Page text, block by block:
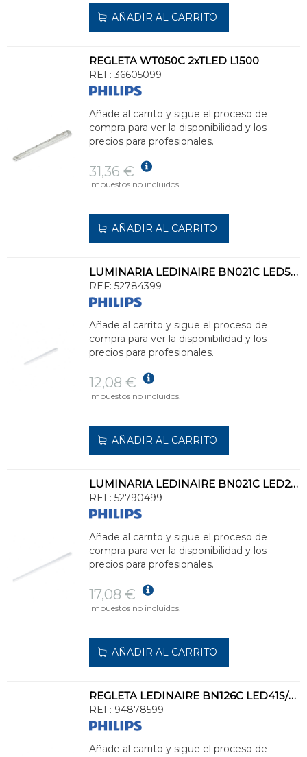
AÑADIR AL CARRITO
REGLETA WT050C 2xTLED L1500
REF: 36605099
Añade al carrito y sigue el proceso de
compra para ver la disponibilidad y los
precios para profesionales.
31,36 €
Impuestos no incluidos.
AÑADIR AL CARRITO
LUMINARIA LEDINAIRE BN021C LED5S/840 L300
REF: 52784399
Añade al carrito y sigue el proceso de
compra para ver la disponibilidad y los
precios para profesionales.
12,08 €
Impuestos no incluidos.
AÑADIR AL CARRITO
LUMINARIA LEDINAIRE BN021C LED20S/840 L1200
REF: 52790499
Añade al carrito y sigue el proceso de
compra para ver la disponibilidad y los
precios para profesionales.
17,08 €
Impuestos no incluidos.
AÑADIR AL CARRITO
REGLETA LEDINAIRE BN126C LED41S/840 PSU L1200
REF: 94878599
Añade al carrito y sigue el proceso de